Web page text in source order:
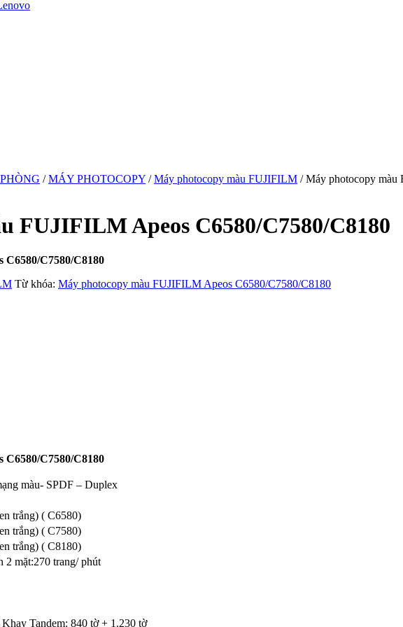
/MÁY PHOTOCOPY /Máy photocopy màu FUJIFILM / Máy photocopy màu
FUJIFILM Apeos C6580/C7580/C8180
C7580/C8180
Từ khóa: Máy photocopy màu FUJIFILM Apeos C6580/C7580/C8180
C7580/C8180
màu- SPDF – Duplex
trắng) ( C6580)
trắng) ( C7580)
trắng) ( C8180)
2 mặt:270 trang/ phút
Khay Tandem: 840 tờ + 1.230 tờ